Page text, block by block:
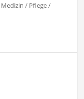
/ Pflege /